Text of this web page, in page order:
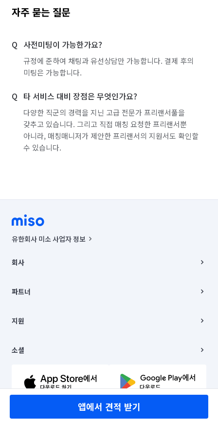
자주 묻는 질문
사전미팅이 가능한가요?
규정에 준하여 채팅과 유선상담만 가능합니다. 결제 후의
미팅은 가능합니다.
타 서비스 대비 장점은 무엇인가요?
다양한 직군의 경력을 지닌 고급 전문가 프리랜서풀을
갖추고 있습니다. 그리고 직접 매칭 요청한 프리랜서뿐
아니라, 매칭매니저가 제안한 프리랜서의 지원서도 확인할
수 있습니다.
앱에서 견적 받기
유한회사 미소 사업자 정보
00019 |
주소 | 본사: 서울특별시 종로구 율곡로 6(중학동, 트윈트리빌딩) B동 5층
컨택센터 : 서울특별시 종로구 수송동 율곡로 24, 7층, 8층 미소
상품, 상품정보, 거래에 관한 의무와 책임은 거래당사자에게 있습니다.
언론 보도 관련 문의:
© 유한회사 미소. Miso, Inc. All Rights Reserved.
회사
채용
파트너
이사
지원
이용약관
문의하기
소셜
유튜브